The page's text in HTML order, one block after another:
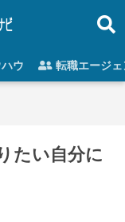
ウ 転職エージ
たい自分に